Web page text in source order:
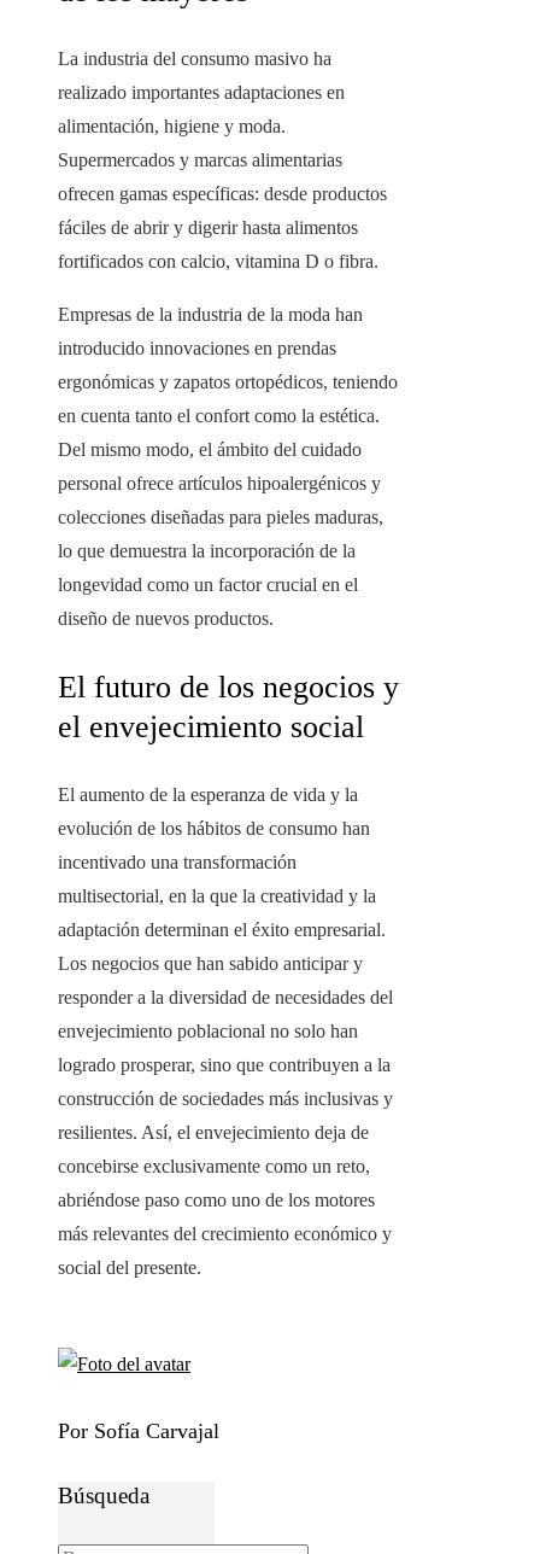
La industria del consumo masivo ha
realizado importantes adaptaciones en
alimentación, higiene y moda.
Supermercados y marcas alimentarias
ofrecen gamas específicas: desde productos
fáciles de abrir y digerir hasta alimentos
fortificados con calcio, vitamina D o fibra.
Empresas de la industria de la moda han
introducido innovaciones en prendas
ergonómicas y zapatos ortopédicos, teniendo
en cuenta tanto el confort como la estética.
Del mismo modo, el ámbito del cuidado
personal ofrece artículos hipoalergénicos y
colecciones diseñadas para pieles maduras,
lo que demuestra la incorporación de la
longevidad como un factor crucial en el
diseño de nuevos productos.
El futuro de los negocios y
el envejecimiento social
El aumento de la esperanza de vida y la
evolución de los hábitos de consumo han
incentivado una transformación
multisectorial, en la que la creatividad y la
adaptación determinan el éxito empresarial.
Los negocios que han sabido anticipar y
responder a la diversidad de necesidades del
envejecimiento poblacional no solo han
logrado prosperar, sino que contribuyen a la
construcción de sociedades más inclusivas y
resilientes. Así, el envejecimiento deja de
concebirse exclusivamente como un reto,
abriéndose paso como uno de los motores
más relevantes del crecimiento económico y
social del presente.
Por Sofía Carvajal
Búsqueda